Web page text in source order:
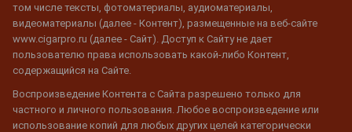
том числе тексты, фотоматериалы, аудиоматериалы,
видеоматериалы (далее - Контент), размещенные на веб-сайте
www.cigarpro.ru (далее - Сайт). Доступ к Сайту не дает
пользователю права использовать какой-либо Контент,
содержащийся на Сайте.
Воспроизведение Контента с Сайта разрешено только для
частного и личного пользования. Любое воспроизведение или
использование копий для любых других целей категорически